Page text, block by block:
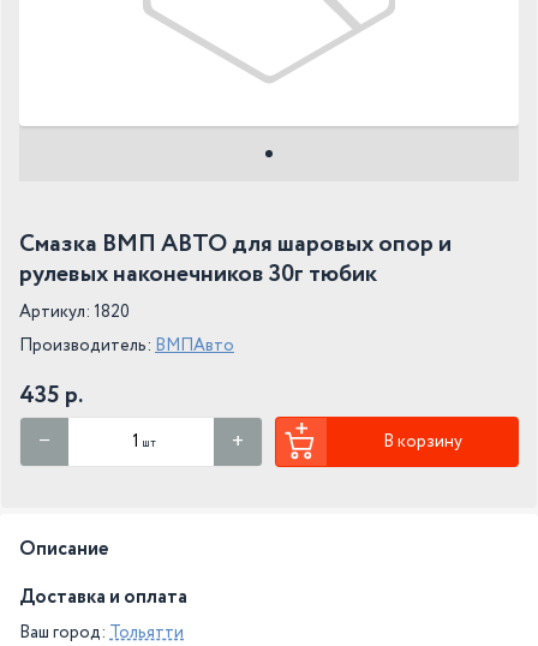
Смазка ВМП АВТО для шаровых опор и
рулевых наконечников 30г тюбик
Артикул: 1820
Производитель: ВМПАвто
435 р.
шт В корзину
Описание
Доставка и оплата
Ваш город: Тольятти